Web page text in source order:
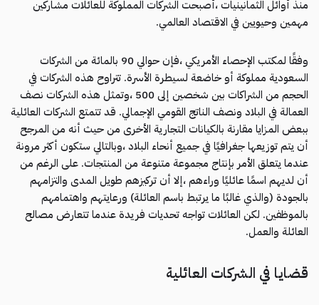
منذ أوائل الثمانينيات ،أصبحت الشركات المملوكة للعائلات مشاركين
مهمين وحيويين في الاقتصاد العالمي.
وفقًا لمكتب الإحصاء الأمريكي ،فإن حوالي 90 بالمائة من الشركات
السعودية مملوكة أو خاضعة لسيطرة الأسرة. تتراوح هذه الشركات في
الحجم من الشراكات بين شخصين إلى 500 ،وتمثل هذه الشركات نصف
العمالة في البلاد ونصف الناتج القومي الإجمالي. قد تتمتع الشركات العائلية
ببعض المزايا مقارنة بالكيانات التجارية الأخرى من حيث أنه من المرجح
أن يتم توزيعها جغرافيًا في جميع أنحاء البلاد ،وبالتالي ستكون أكثر مرونة
عندما يتعلق الأمر بإنتاج مجموعة متنوعة من المنتجات. على الرغم من
أن لديهم اسمًا عائليًا وراءهم ،إلا أن تركيزهم طويل المدى والتزامهم
بالجودة (والذي غالبًا ما يرتبط باسم العائلة) ورعايتهم واهتمامهم
بالموظفين. لكن العائلات تواجه تحديات فريدة عندما تتعارض مصالح
العائلة والعمل.
قضايا في الشركات العائلية